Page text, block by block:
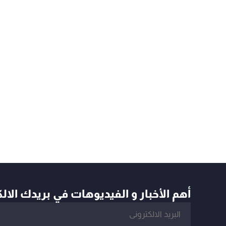
أهم الأخبار و الفيديوهات في بريدك